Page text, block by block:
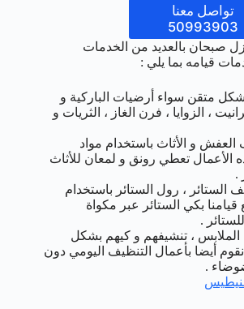
تواصل معنا
50993903
صبحان بالعديد من الخدمات
قيامه بما يلي :
متقن سواء أرضيات الباركية و
، الزوايا ، فرن الغاز ، الثريات و
و الأثاث باستخدام مواد
الأعمال تعطي رونق و لمعان للأثاث
.
الستائر ، رول الستائر باستخدام
بكي الستائر عبر مكواة
.
، تنشيفهم و كيهم بشكل
أيضا بأعمال التنظيف اليومي دون
.